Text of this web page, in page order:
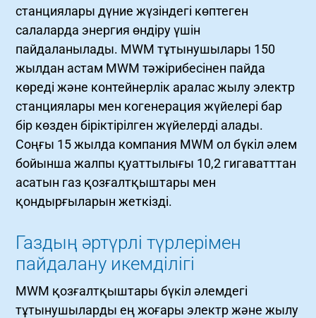
станциялары дүние жүзіндегі көптеген
салаларда энергия өндіру үшін
пайдаланылады. MWM тұтынушылары 150
жылдан астам MWM тәжірибесінен пайда
көреді және контейнерлік аралас жылу электр
станциялары мен когенерация жүйелері бар
бір көзден біріктірілген жүйелерді алады.
Соңғы 15 жылда компания MWM ол бүкіл әлем
бойынша жалпы қуаттылығы 10,2 гигаватттан
асатын газ қозғалтқыштары мен
қондырғыларын жеткізді.
Газдың әртүрлі түрлерімен
пайдалану икемділігі
MWM қозғалтқыштары бүкіл әлемдегі
тұтынушыларды ең жоғары электр және жылу